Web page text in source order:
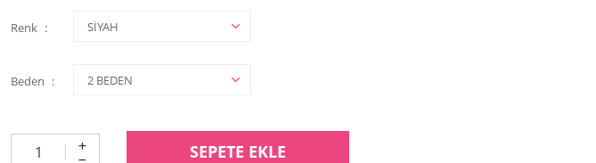
Renk
Beden
SEPETE EKLE